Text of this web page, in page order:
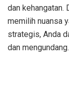
dan kehangatan.
memilih nuansa
strategis, Anda
dan